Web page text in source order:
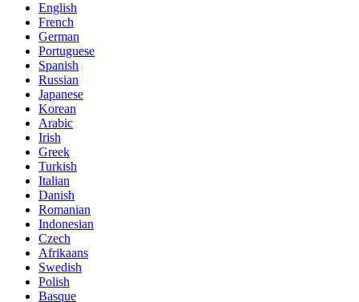
English
French
German
Portuguese
Spanish
Russian
Japanese
Korean
Arabic
Irish
Greek
Turkish
Italian
Danish
Romanian
Indonesian
Czech
Afrikaans
Swedish
Polish
Basque